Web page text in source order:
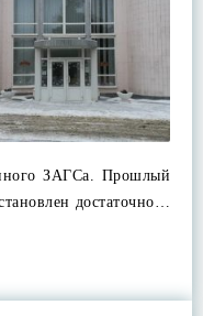
ЗАГСа. Прошлый
достаточно…